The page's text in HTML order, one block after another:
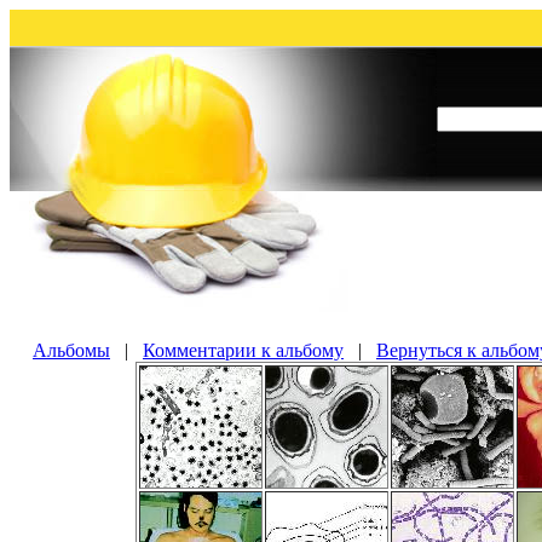
Альбомы | Комментарии к альбому | Вернуться к